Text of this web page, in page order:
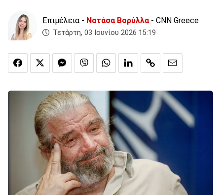
Επιμέλεια - Νατάσα Βορύλλα- CNN Greece
Τετάρτη, 03 Ιουνίου 2026 15:19